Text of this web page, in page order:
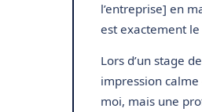
l’entreprise] en
est exactement
Lors d’un stage
impression
moi, mais une